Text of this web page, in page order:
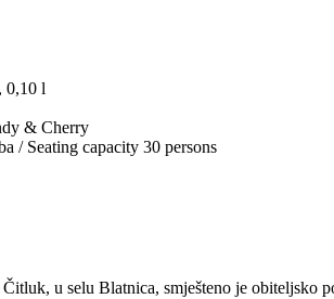
0,10 l
& Cherry
/ Seating capacity 30 persons
u selu Blatnica, smješteno je